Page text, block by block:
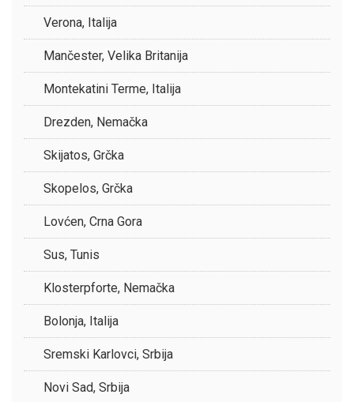
Verona, Italija
Mančester, Velika Britanija
Montekatini Terme, Italija
Drezden, Nemačka
Skijatos, Grčka
Skopelos, Grčka
Lovćen, Crna Gora
Sus, Tunis
Klosterpforte, Nemačka
Bolonja, Italija
Sremski Karlovci, Srbija
Novi Sad, Srbija